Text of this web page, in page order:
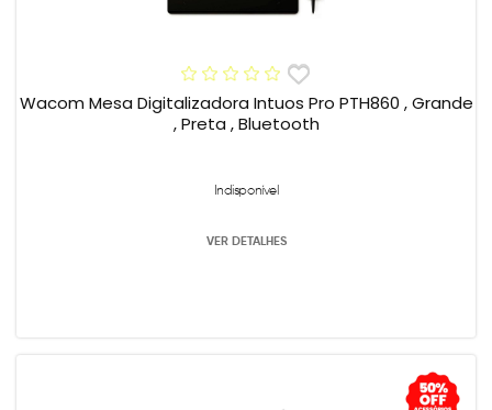
Wacom Mesa Digitalizadora Intuos Pro PTH860 , Grande
, Preta , Bluetooth
Indisponível
VER DETALHES